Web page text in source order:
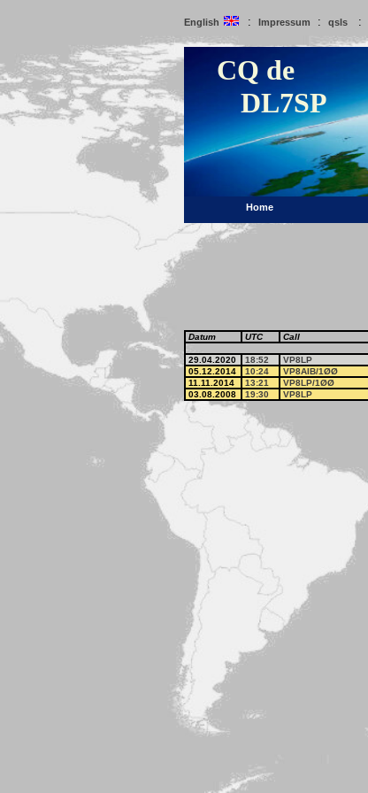
English : Impressum : qsls :
CQ de
DL7SP
Home
Datum UTC Call
29.04.2020 18:52 VP8LP
05.12.2014
10:24 VP8AIB/1ØØ
11.11.2014
13:21 VP8LP/1ØØ
03.08.2008
19:30 VP8LP